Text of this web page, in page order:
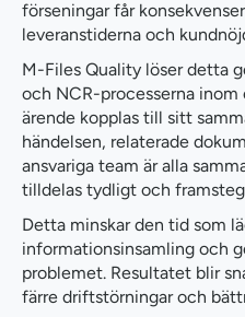
förseningar får
leveranstiderna och
M-Files Quality löser detta
och NCR-processerna
ärende kopplas till sitt
händelsen, relaterade
ansvariga team är alla
tilldelas tydligt och
Detta minskar den tid som
informationsinsamling och
problemet. Resultatet blir
färre driftstörningar och